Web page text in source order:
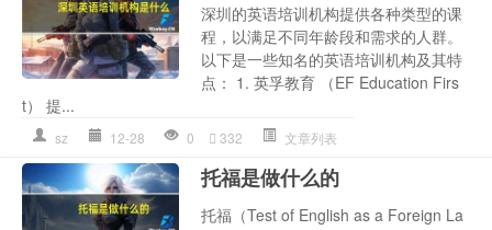
深圳的英语培训机构提供各种类型的课
程，以满足不同年龄段和需求的人群。
以下是一些知名的英语培训机构及其特
点： 1. 英孚教育 （EF Education Firs
t） 提...
sz 12-28 0 332 文章列表
托福是做什么的
托福（Test of English as a Foreign La